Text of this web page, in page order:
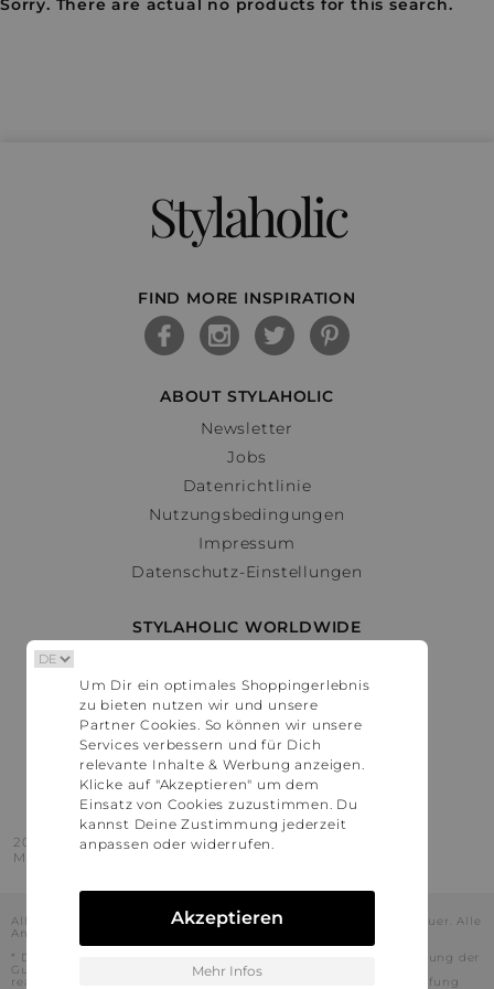
Stylaholic
FIND MORE INSPIRATION
ABOUT STYLAHOLIC
Newsletter
Jobs
Datenrichtlinie
Nutzungsbedingungen
Impressum
Datenschutz-Einstellungen
STYLAHOLIC WORLDWIDE
Österreich
Schweiz
France
United States
2016 - 2026 © Stylaholic.
Made for you with love in munich.
Alle Preise inkl. der jeweils geltenden gesetzlichen Mehrwertsteuer. Alle
Angaben ohne Gewähr.
* Die angezeigten Preise beinhalten Rabatte, die durch die Nutzung der
Gutschein-Codes auf den Seiten unserer Partner voraussichtlich
realisiert werden können. Stylaholic führt keine vollständige Prüfung
Um Dir ein optimales Shoppingerlebnis
zu bieten nutzen wir und unsere
Partner Cookies. So können wir unsere
Services verbessern und für Dich
relevante Inhalte & Werbung anzeigen.
Klicke auf "Akzeptieren" um dem
Einsatz von Cookies zuzustimmen. Du
kannst Deine Zustimmung jederzeit
anpassen oder widerrufen.
Akzeptieren
Mehr Infos